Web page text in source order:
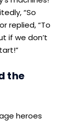
“So
replied, “To
if we don’t
the
heroes